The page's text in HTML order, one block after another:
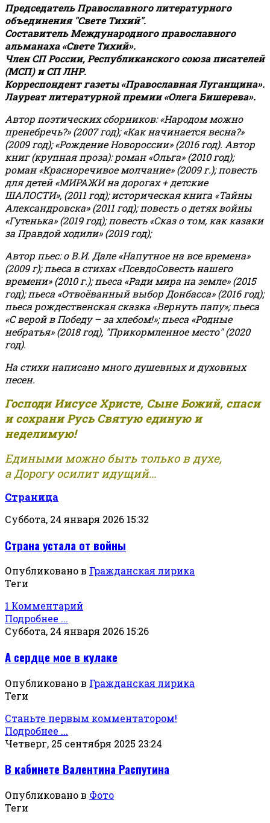
Председатель Православного литературного
объединения "Свете Тихий".
Составитель Международного православного
альманаха «Свете Тихий».
Член СП России, Республиканского союза писателей
(МСП) и СП ЛНР.
Корреспондент газеты «Православная Луганщина».
Лауреат литературной премии «Олега Бишерева».
Автор поэтических сборников: «Народом можно
пренебречь?» (2007 год); «Как начинается весна?»
(2009 год); «Рождение Новороссии» (2016 год). Автор
книг (крупная проза): роман «Ольга» (2010 год);
роман «Красноречивое молчание» (2009 г.); повесть
для детей «МИРАЖИ на дорогах + детские
ШАЛОСТИ», (2011 год); историческая книга «Тайны
Александровска» (2011 год); повесть о детях войны
«Гутенька» (2019 год); повесть «Сказ о том, как казаки
за Правдой ходили» (2019 год);
Автор пьес: о В.И. Дале «Напутное на все времена»
(2009 г); пьеса в стихах «ПсевдоСовесть нашего
времени» (2010 г.); пьеса «Ради мира на земле» (2015
год); пьеса «Отвоёванный выбор Донбасса» (2016 год);
пьеса рождественская сказка «Вернуть папу»; пьеса
«С верой в Победу – за хлебом!»;пьеса «Родные
небратья» (2018 год), "Прикормленное место" (2020
год).
На стихи написано много душевных и духовных
песен.
Господи Иисусе Христе, Сыне Божий, спаси
и сохрани Русь Святую единую и
неделимую!
Едиными можно быть только в духе,
а Дорогу осилит идущий...
Страница
Суббота, 24 января 2026 15:32
Страна устала от войны
Опубликовано в Гражданская лирика
Теги
1 Комментарий
Подробнее ...
Суббота, 24 января 2026 15:26
А сердце мое в кулаке
Опубликовано в Гражданская лирика
Теги
Станьте первым комментатором!
Подробнее ...
Четверг, 25 сентября 2025 23:24
В кабинете Валентина Распутина
Опубликовано в Фото
Теги